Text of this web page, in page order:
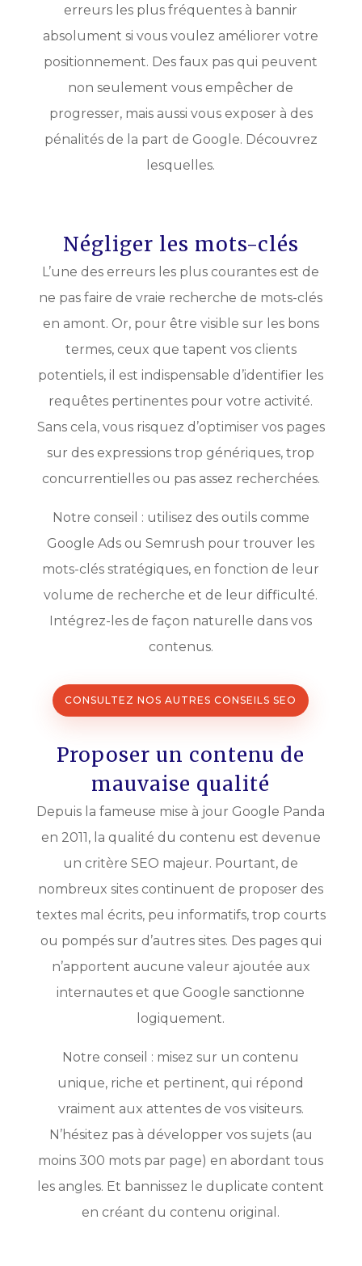
erreurs les plus fréquentes à bannir
absolument si vous voulez améliorer votre
positionnement. Des faux pas qui peuvent
non seulement vous empêcher de
progresser, mais aussi vous exposer à des
pénalités de la part de Google. Découvrez
lesquelles.
Négliger les mots-clés
L’une des erreurs les plus courantes est de
ne pas faire de vraie recherche de mots-clés
en amont. Or, pour être visible sur les bons
termes, ceux que tapent vos clients
potentiels, il est indispensable d’identifier les
requêtes pertinentes pour votre activité.
Sans cela, vous risquez d’optimiser vos pages
sur des expressions trop génériques, trop
concurrentielles ou pas assez recherchées.
Notre conseil : utilisez des outils comme
Google Ads ou Semrush pour trouver les
mots-clés stratégiques, en fonction de leur
volume de recherche et de leur difficulté.
Intégrez-les de façon naturelle dans vos
contenus.
CONSULTEZ NOS AUTRES CONSEILS SEO
Proposer un contenu de
mauvaise qualité
Depuis la fameuse mise à jour Google Panda
en 2011, la qualité du contenu est devenue
un critère SEO majeur. Pourtant, de
nombreux sites continuent de proposer des
textes mal écrits, peu informatifs, trop courts
ou pompés sur d’autres sites. Des pages qui
n’apportent aucune valeur ajoutée aux
internautes et que Google sanctionne
logiquement.
Notre conseil : misez sur un contenu
unique, riche et pertinent, qui répond
vraiment aux attentes de vos visiteurs.
N’hésitez pas à développer vos sujets (au
moins 300 mots par page) en abordant tous
les angles. Et bannissez le duplicate content
en créant du contenu original.